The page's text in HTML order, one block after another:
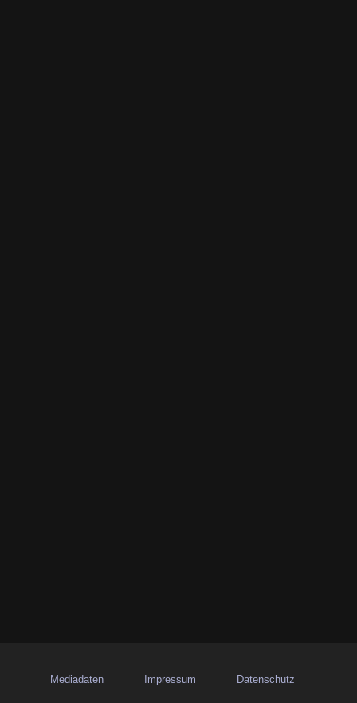
Mediadaten Impressum Datenschutz